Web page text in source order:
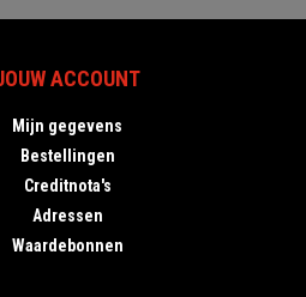
ACCOUNT
Mijn gegevens
Bestellingen
Creditnota's
Adressen
Waardebonnen